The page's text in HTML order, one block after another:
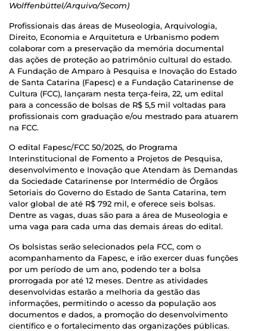
Wolffenbüttel/Arquivo/Secom)
Profissionais das áreas de Museologia, Arquivologia,
Direito, Economia e Arquitetura e Urbanismo podem
colaborar com a preservação da memória documental
das ações de proteção ao patrimônio cultural do estado.
A Fundação de Amparo à Pesquisa e Inovação do Estado
de Santa Catarina (Fapesc) e a Fundação Catarinense de
Cultura (FCC), lançaram nesta terça-feira, 22, um edital
para a concessão de bolsas de R$ 5,5 mil voltadas para
profissionais com graduação e/ou mestrado para atuarem
na FCC.
O edital Fapesc/FCC 50/2025, do Programa
Interinstitucional de Fomento a Projetos de Pesquisa,
desenvolvimento e Inovação que Atendam às Demandas
da Sociedade Catarinense por Intermédio de Órgãos
Setoriais do Governo do Estado de Santa Catarina, tem
valor global de até R$ 792 mil, e oferece seis bolsas.
Dentre as vagas, duas são para a área de Museologia e
uma vaga para cada uma das demais áreas do edital.
Os bolsistas serão selecionados pela FCC, com o
acompanhamento da Fapesc, e irão exercer duas funções
por um período de um ano, podendo ter a bolsa
prorrogada por até 12 meses. Dentre as atividades
desenvolvidas estarão a melhoria da gestão das
informações, permitindo o acesso da população aos
documentos e dados, a promoção do desenvolvimento
científico e o fortalecimento das organizações públicas.